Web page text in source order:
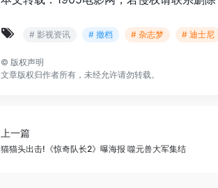
# 影视资讯 # 撤档 # 杂志梦 # 迪士尼
© 版权声明
文章版权归作者所有，未经允许请勿转载。
上一篇
猫猫头出击!《惊奇队长2》曝海报 噬元兽大军集结